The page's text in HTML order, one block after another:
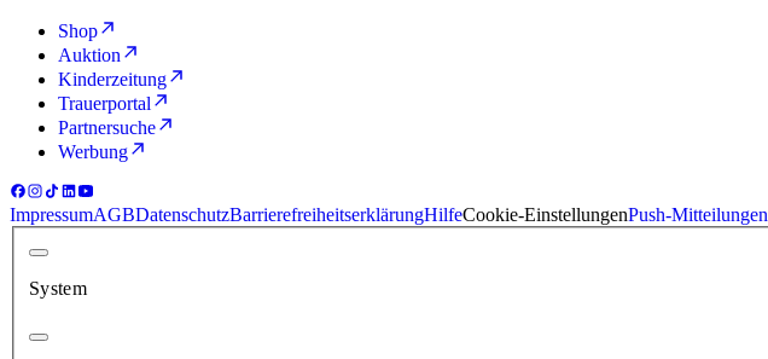
Shop
Auktion
Kinderzeitung
Trauerportal
Partnersuche
Werbung
ImpressumAGBDatenschutzBarrierefreiheitserklärungHilfeCookie-EinstellungenPush-Mitteilungen
System